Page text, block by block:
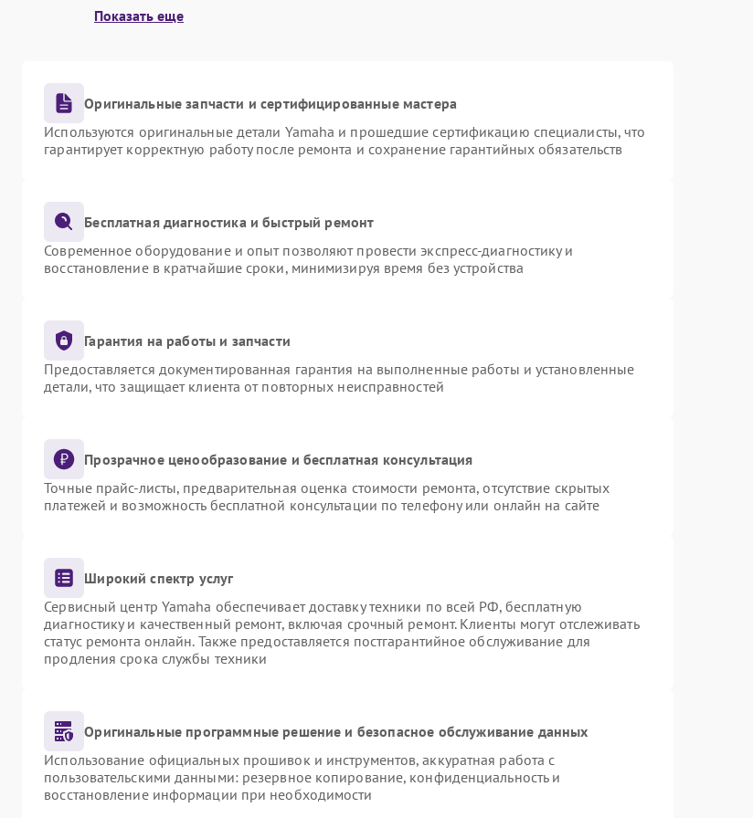
системы защиты от
60 мин
системы защиты от
системы защиты от
60 мин 1 год 1000 ₽ Подробнее →
системы защиты от
60 мин 1 год
Показать еще
Оригинальные запчасти и сертифицированные мастера
Используются оригинальные детали Yamaha и прошедшие сертификацию специалисты, что
гарантирует корректную работу после ремонта и сохранение гарантийных обязательств
Бесплатная диагностика и быстрый ремонт
Современное оборудование и опыт позволяют провести экспресс-диагностику и
восстановление в кратчайшие сроки, минимизируя время без устройства
Гарантия на работы и запчасти
Предоставляется документированная гарантия на выполненные работы и установленные
детали, что защищает клиента от повторных неисправностей
Прозрачное ценообразование и бесплатная консультация
Точные прайс-листы, предварительная оценка стоимости ремонта, отсутствие скрытых
платежей и возможность бесплатной консультации по телефону или онлайн на сайте
Широкий спектр услуг
Сервисный центр Yamaha обеспечивает доставку техники по всей РФ, бесплатную
диагностику и качественный ремонт, включая срочный ремонт. Клиенты могут отслеживать
статус ремонта онлайн. Также предоставляется постгарантийное обслуживание для
продления срока службы техники
Оригинальные программные решение и безопасное обслуживание данных
Использование официальных прошивок и инструментов, аккуратная работа с
пользовательскими данными: резервное копирование, конфиденциальность и
восстановление информации при необходимости